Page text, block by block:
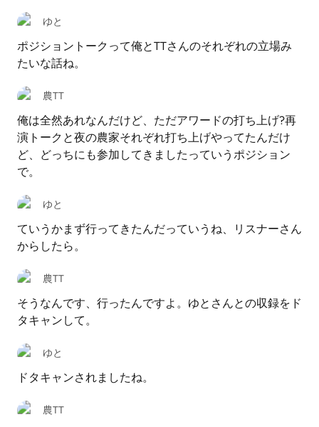
ゆと
ポジショントークって俺とTTさんのそれぞれの立場み
たいな話ね。
農TT
俺は全然あれなんだけど、ただアワードの打ち上げ?再
演トークと夜の農家それぞれ打ち上げやってたんだけ
ど、どっちにも参加してきましたっていうポジション
で。
ゆと
ていうかまず行ってきたんだっていうね、リスナーさん
からしたら。
農TT
そうなんです、行ったんですよ。ゆとさんとの収録をド
タキャンして。
ゆと
ドタキャンされましたね。
農TT